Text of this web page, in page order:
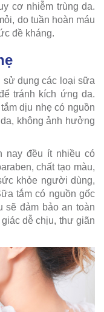
cơ nhiễm trùng da.
do tuần hoàn máu
đề kháng.
sử dụng các loại sữa
tránh kích ứng da.
dịu nhẹ có nguồn
không ảnh hưởng
nay đều ít nhiều có
chất tạo màu,
khỏe người dùng,
tắm có nguồn gốc
sẽ đảm bảo an toàn
dễ chịu, thư giãn